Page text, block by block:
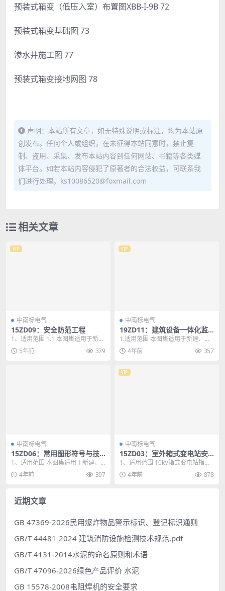
预装式箱变（低压入室）布置图XBB-I-9B 72
预装式箱变基础图 73
渗水井施工图 77
预装式箱变接地网图 78
声明：本站所有文章，如无特殊说明或标注，均为本站原
创发布。任何个人或组织，在未征得本站同意时，禁止复
制、盗用、采集、发布本站内容到任何网站、书籍等各类媒
体平台。如若本站内容侵犯了原著者的合法权益，可联系我
们进行处理。ks10086520@foxmail.com
相关文章
VIP
中南标电气
15ZD09：安全防范工程
1、适用范围 1.1 本图集适用于新
建、改建和扩建的通用型公共建
（构）筑物（及其...
5年前 379
VIP
中南标电气
19ZD11：建筑设备一体化监
控系统设计与安装
1.适用范围 本图集适用于新建、改
建、扩建民用建筑设备一体化监控
系统的设计与安装...
4年前 357
中南标电气
15ZD06：常用图形符号与技
术资料
1、适用范围 本图集适用于新建、
改建和扩建的工业与民用建筑工程
中的电气工程设计、...
4年前 397
VIP
中南标电气
15ZD03：室外箱式变电站安
装
1、适用范围 10kV箱式变电站指由1
0kV开关设备、电力变压器、低压开
关设备、...
4年前 878
近期文章
GB 47369-2026民用爆炸物品警示标识、登记标识通则
GB/T 44481-2024 建筑消防设施检测技术规范.pdf
GB/T 4131-2014水泥的命名原则和术语
GB/T 47096-2026绿色产品评价 水泥
GB 15578-2008电阻焊机的安全要求